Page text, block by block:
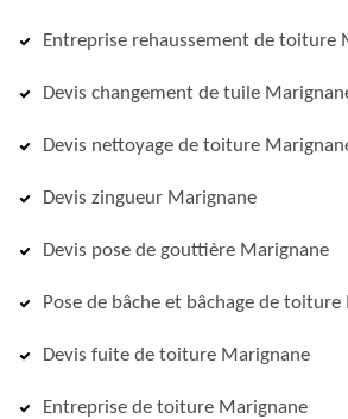
Entreprise rehaussement de toiture
Devis changement de tuile
Devis nettoyage de toiture
Devis zingueur Marignane
Devis pose de gouttière Marignane
Pose de bâche et bâchage de
Devis fuite de toiture Marignane
Entreprise de toiture Marignane